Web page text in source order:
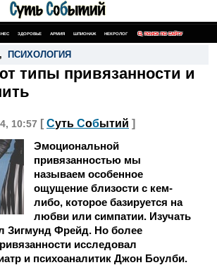
ЗДОРОВЬЕ АРМИЯ ШПИОНАЖ НЕКРОЛОГ ПОИСК ПО САЙТУ
, ПСИХОЛОГИЯ
типы привязанности и
10:57 [ Суть Событий ]
Эмоциональной
привязанностью мы
называем особенное
ощущение близости с кем-
либо, которое базируется на
любви или симпатии. Изучать
Зигмунд Фрейд. Но более
исследовал
и психоаналитик Джон Боулби.